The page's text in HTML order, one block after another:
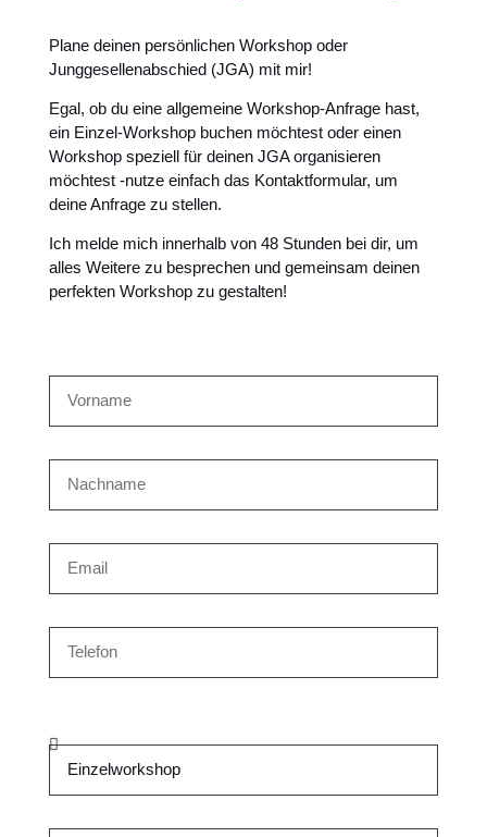
Plane deinen persönlichen Workshop oder
Junggesellenabschied (JGA) mit mir!
Egal, ob du eine allgemeine Workshop-Anfrage hast,
ein Einzel-Workshop buchen möchtest oder einen
Workshop speziell für deinen JGA organisieren
möchtest -nutze einfach das Kontaktformular, um
deine Anfrage zu stellen.
Ich melde mich innerhalb von 48 Stunden bei dir, um
alles Weitere zu besprechen und gemeinsam deinen
perfekten Workshop zu gestalten!